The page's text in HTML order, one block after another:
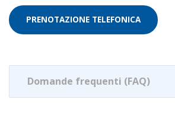
PRENOTAZIONE TELEFONICA
Domande frequenti (FAQ)